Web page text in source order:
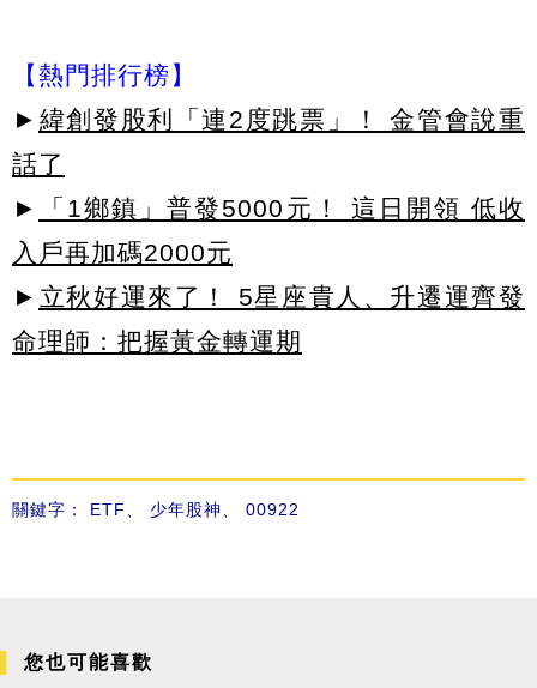
【熱門排行榜】
► 緯創發股利「連2度跳票」！ 金管會說重
話了
►
「1鄉鎮」普發5000元！ 這日開領 低收
入戶再加碼2000元
► 立秋好運來了！ 5星座貴人、升遷運齊發
命理師：把握黃金轉運期
關鍵字： ETF 少年股神 00922
您也可能喜歡